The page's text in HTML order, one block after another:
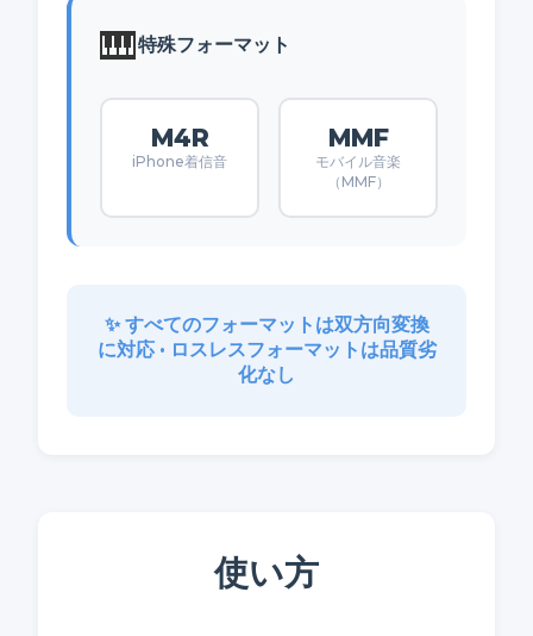
🎹特殊フォーマット
M4R
iPhone着信音
MMF
モバイル音楽
（MMF）
✨ すべてのフォーマットは双方向変換
に対応 • ロスレスフォーマットは品質劣
化なし
使い方